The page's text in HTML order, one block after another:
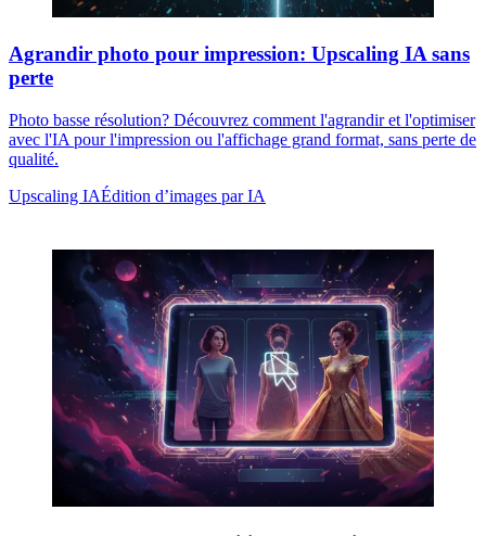
Agrandir photo pour impression: Upscaling IA sans
perte
Photo basse résolution? Découvrez comment l'agrandir et l'optimiser
avec l'IA pour l'impression ou l'affichage grand format, sans perte de
qualité.
Upscaling IAÉdition d’images par IA